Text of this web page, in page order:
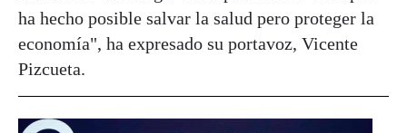
ha hecho posible salvar la salud pero proteger la
economía", ha expresado su portavoz, Vicente
Pizcueta.